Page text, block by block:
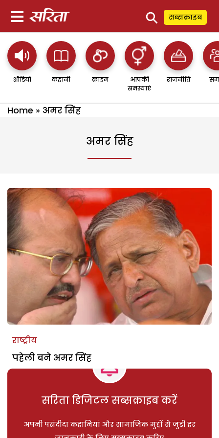
⚲ सब्सक्राइब
ऑडियो कहानी क्राइम
आपकी
समस्याएं
राजनीति
Home » अमर सिंह
अमर सिंह
राष्ट्रीय
पहेली बने अमर सिंह
सरिता डिजिटल सब्सक्राइब करें
अपनी पसंदीदा कहानियां और सामाजिक मुद्दों से जुड़ी हर